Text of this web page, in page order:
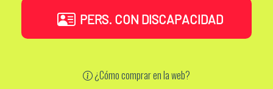
PERS. CON DISCAPACIDAD
¿Cómo comprar en la web?